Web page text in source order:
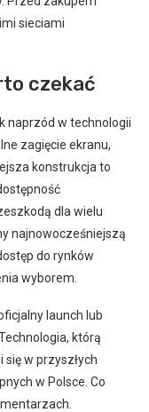
sieciami
czekać
naprzód w technologii
zagięcie ekranu,
konstrukcja to
dla wielu
najnowocześniejszą
do rynków
wyborem.
launch lub
którą
w przyszłych
w Polsce. Co